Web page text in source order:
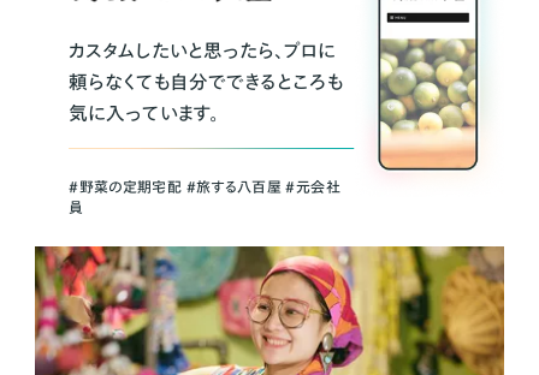
カスタムしたいと思ったら、プロに
頼らなくても自分でできるところも
気に入っています。
＃野菜の定期宅配 ＃旅する八百屋 ＃元会社
員